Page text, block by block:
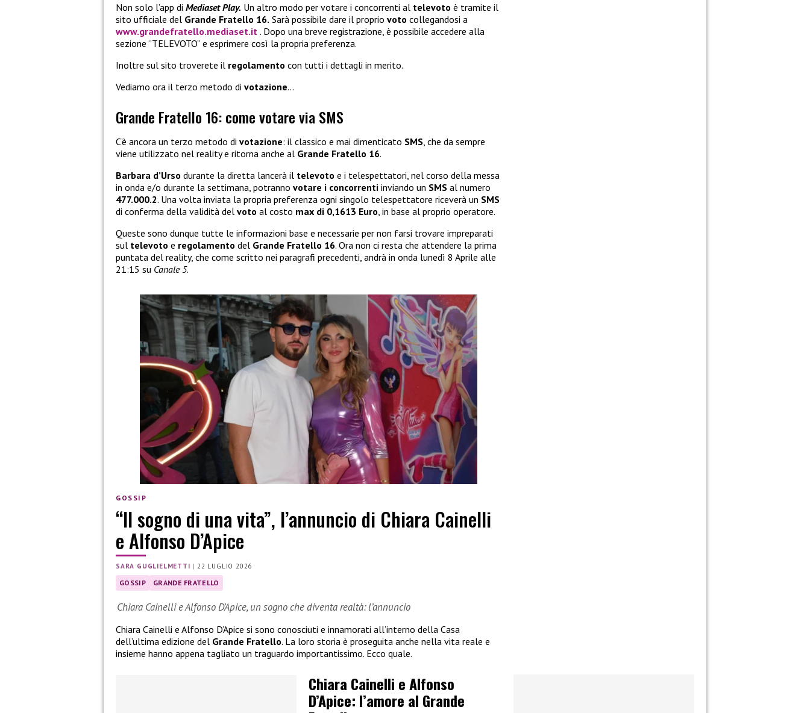
Non solo l’app di Mediaset Play. Un altro modo per votare i concorrenti al televoto è tramite il
sito ufficiale del Grande Fratello 16. Sarà possibile dare il proprio voto collegandosi a
www.grandefratello.mediaset.it . Dopo una breve registrazione, è possibile accedere alla
sezione “TELEVOTO” e esprimere così la propria preferenza.
Inoltre sul sito troverete il regolamento con tutti i dettagli in merito.
Vediamo ora il terzo metodo di votazione…
Grande Fratello 16: come votare via SMS
C’è ancora un terzo metodo di votazione: il classico e mai dimenticato SMS , che da sempre
viene utilizzato nel reality e ritorna anche al Grande Fratello 16.
Barbara d’Urso durante la diretta lancerà il televoto e i telespettatori, nel corso della messa
in onda e/o durante la settimana, potranno votare i concorrenti inviando un SMS al numero
477.000.2. Una volta inviata la propria preferenza ogni singolo telespettatore riceverà un SMS
di conferma della validità del voto al costo max di 0,1613 Euro , in base al proprio operatore.
Queste sono dunque tutte le informazioni base e necessarie per non farsi trovare impreparati
sul televoto e regolamento del Grande Fratello 16. Ora non ci resta che attendere la prima
puntata del reality, che come scritto nei paragrafi precedenti, andrà in onda lunedì 8 Aprile alle
21:15 su Canale 5.
GOSSIP
“Il sogno di una vita”, l’annuncio di Chiara Cainelli
e Alfonso D’Apice
SARA GUGLIELMETTI |22 LUGLIO 2026
GOSSIP GRANDE FRATELLO
Chiara Cainelli e Alfonso D’Apice, un sogno che diventa realtà: l’annuncio
Chiara Cainelli e Alfonso D’Apice si sono conosciuti e innamorati all’interno della Casa
dell’ultima edizione del Grande Fratello. La loro storia è proseguita anche nella vita reale e
insieme hanno appena tagliato un traguardo importantissimo. Ecco quale.
Chiara Cainelli e Alfonso
D’Apice: l’amore al Grande